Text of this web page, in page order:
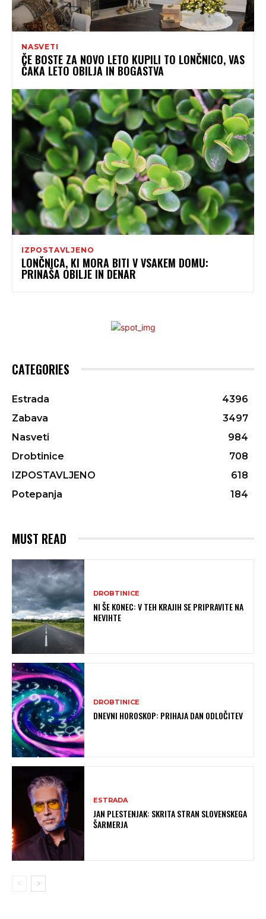
NASVETI
ČE BOSTE ZA NOVO LETO KUPILI TO LONČNICO, VAS
ČAKA LETO OBILJA IN BOGASTVA
IZPOSTAVLJENO
LONČNICA, KI MORA BITI V VSAKEM DOMU:
PRINAŠA OBILJE IN DENAR
CATEGORIES
Estrada
4396
Zabava
3497
Nasveti
984
Drobtinice
708
IZPOSTAVLJENO
618
Potepanja
184
MUST READ
DROBTINICE
NI ŠE KONEC: V TEH KRAJIH SE PRIPRAVITE NA
NEVIHTE
DROBTINICE
DNEVNI HOROSKOP: PRIHAJA DAN ODLOČITEV
ESTRADA
JAN PLESTENJAK: SKRITA STRAN SLOVENSKEGA
ŠARMERJA